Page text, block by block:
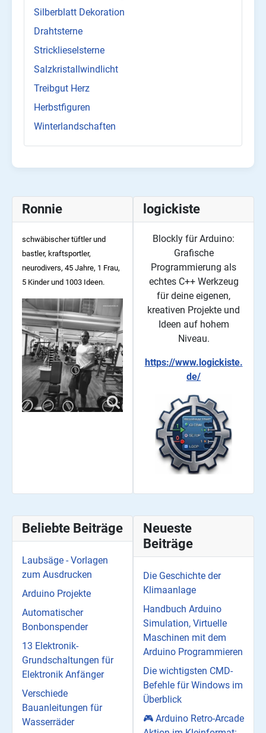
Silberblatt Dekoration
Drahtsterne
Stricklieselsterne
Salzkristallwindlicht
Treibgut Herz
Herbstfiguren
Winterlandschaften
Ronnie
schwäbischer tüftler und
bastler, kraftsportler,
neurodivers, 45 Jahre, 1 Frau,
5 Kinder und 1003 Ideen.
logickiste
Blockly für Arduino:
Grafische
Programmierung als
echtes C++ Werkzeug
für deine eigenen,
kreativen Projekte und
Ideen auf hohem
Niveau.
https://www.logickiste.
de/
Beliebte Beiträge
Laubsäge - Vorlagen
zum Ausdrucken
Arduino Projekte
Automatischer
Bonbonspender
13 Elektronik-
Grundschaltungen für
Elektronik Anfänger
Verschiede
Bauanleitungen für
Wasserräder
Neueste
Beiträge
Die Geschichte der
Klimaanlage
Handbuch Arduino
Simulation, Virtuelle
Maschinen mit dem
Arduino Programmieren
Die wichtigsten CMD-
Befehle für Windows im
Überblick
🎮 Arduino Retro-Arcade